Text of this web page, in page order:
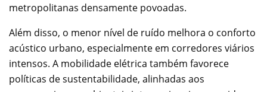
metropolitanas densamente povoadas.
Além disso, o menor nível de ruído melhora o conforto
acústico urbano, especialmente em corredores viários
intensos. A mobilidade elétrica também favorece
políticas de sustentabilidade, alinhadas aos